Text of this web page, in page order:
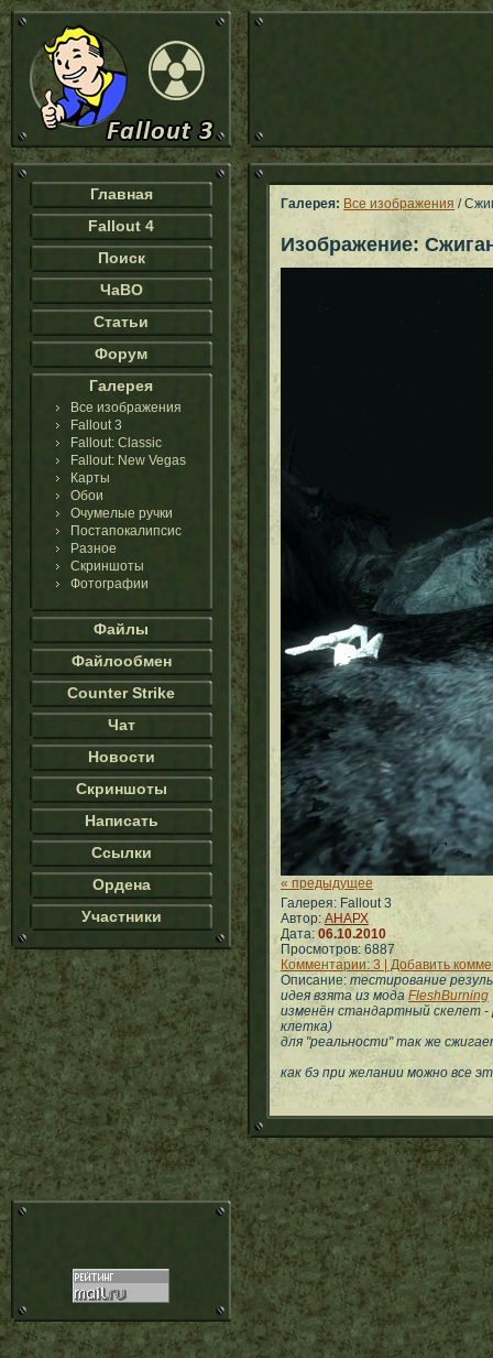
Главная
Fallout 4
Поиск
ЧаВО
Статьи
Форум
Галерея
Все изображения
Fallout 3
Fallout: Classic
Fallout: New Vegas
Карты
Обои
Очумелые ручки
Постапокалипсис
Разное
Скриншоты
Фотографии
Файлы
Файлообмен
Counter Strike
Чат
Новости
Скриншоты
Написать
Ссылки
Ордена
Участники
Галерея: Все изображения /
Изображение:
« предыдущее
Галерея: Fallout 3
Автор: АНАРХ
Дата: 06.10.2010
Просмотров: 6887
Комментарии: 3 | Добавить
Описание: тестирование
идея взята из мода FleshBurning
изменён стандартный скелет -
клетка)
для "реальности" так же
как бэ при желании можно все